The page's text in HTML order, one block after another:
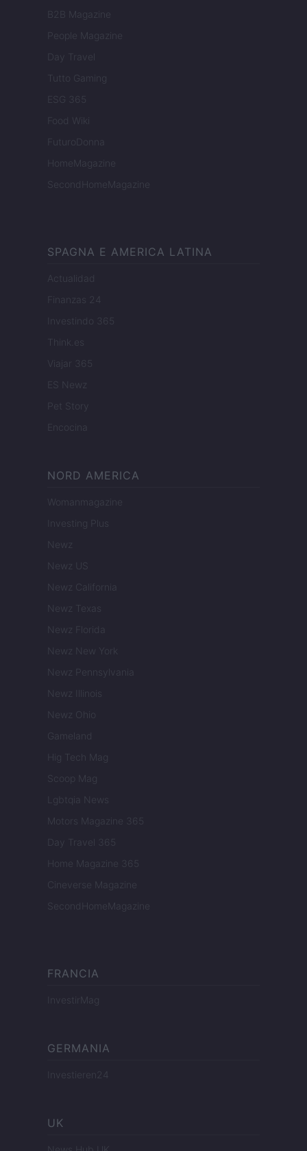
B2B Magazine
People Magazine
Day Travel
Tutto Gaming
ESG 365
Food Wiki
FuturoDonna
HomeMagazine
SecondHomeMagazine
SPAGNA E AMERICA LATINA
Actualidad
Finanzas 24
Investindo 365
Think.es
Viajar 365
ES Newz
Pet Story
Encocina
NORD AMERICA
Womanmagazine
Investing Plus
Newz
Newz US
Newz California
Newz Texas
Newz Florida
Newz New York
Newz Pennsylvania
Newz Illinois
Newz Ohio
Gameland
Hig Tech Mag
Scoop Mag
Lgbtqia News
Motors Magazine 365
Day Travel 365
Home Magazine 365
Cineverse Magazine
SecondHomeMagazine
FRANCIA
InvestirMag
GERMANIA
Investieren24
UK